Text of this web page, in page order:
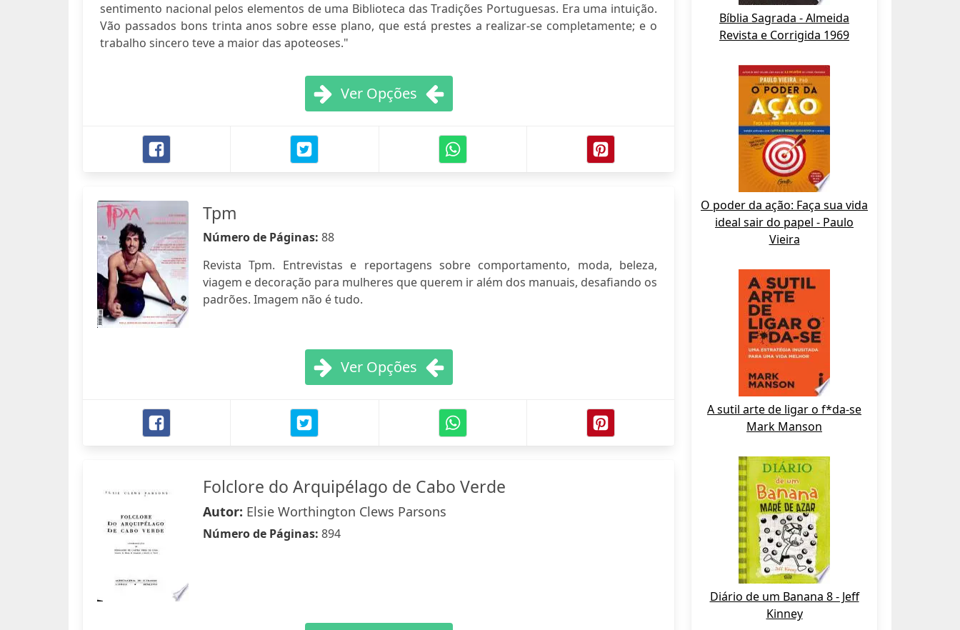
sentimento nacional pelos elementos de uma Biblioteca das Tradições Portuguesas. Era uma intuição.
Vão passados bons trinta anos sobre esse plano, que está prestes a realizar-se completamente; e o
trabalho sincero teve a maior das apoteoses."
Ver Opções
Tpm
Número de Páginas: 88
Revista Tpm. Entrevistas e reportagens sobre comportamento, moda, beleza,
viagem e decoração para mulheres que querem ir além dos manuais, desafiando os
padrões. Imagem não é tudo.
Ver Opções
Folclore do Arquipélago de Cabo Verde
Autor: Elsie Worthington Clews Parsons
Número de Páginas: 894
Bíblia Sagrada - Almeida
Revista e Corrigida 1969
O poder da ação: Faça sua vida
ideal sair do papel - Paulo
Vieira
A sutil arte de ligar o f*da-se
Mark Manson
Diário de um Banana 8 - Jeff
Kinney